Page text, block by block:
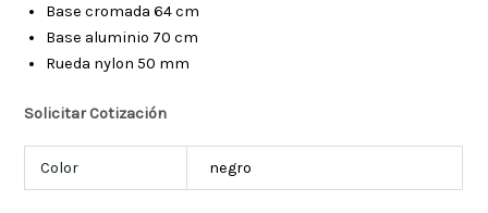
Base cromada 64 cm
Base aluminio 70 cm
Rueda nylon 50 mm
Solicitar Cotización
Color negro